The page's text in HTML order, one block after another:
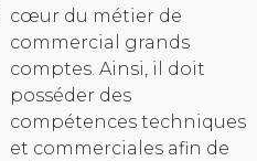
cœur du métier de
commercial grands
comptes. Ainsi, il doit
posséder des
compétences techniques
et commerciales afin de